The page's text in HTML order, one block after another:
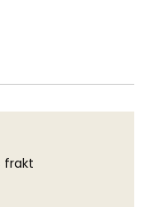
frakt